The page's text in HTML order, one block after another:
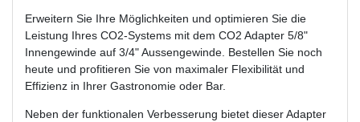
Erweitern Sie Ihre Möglichkeiten und optimieren Sie die
Leistung Ihres CO2-Systems mit dem CO2 Adapter 5/8"
Innengewinde auf 3/4" Aussengewinde. Bestellen Sie noch
heute und profitieren Sie von maximaler Flexibilität und
Effizienz in Ihrer Gastronomie oder Bar.
Neben der funktionalen Verbesserung bietet dieser Adapter